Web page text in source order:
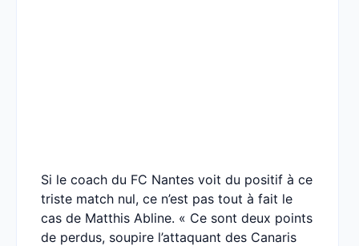
Si le coach du FC Nantes voit du positif à ce
triste match nul, ce n’est pas tout à fait le
cas de Matthis Abline. « Ce sont deux points
de perdus, soupire l’attaquant des Canaris